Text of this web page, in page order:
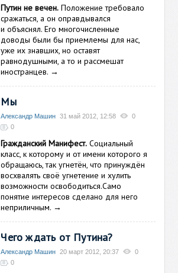
Путин не вечен. Положение требовало
сражаться, а он оправдывался
и объяснял. Его многочисленные
доводы были бы приемлемы для нас,
уже их знавших, но оставят
равнодушными, а то и рассмешат
иностранцев. →
Мы
Александр Машин 31 май 2012, 12:58
0
0
Гражданский Манифест. Социальный
класс, к которому и от имени которого я
обращаюсь, так угнетён, что принуждён
восхвалять своё угнетение и хулить
возможности освободиться.Само
понятие интересов сделано для него
неприличным. →
Чего ждать от Путина?
Александр Машин 20 март 2012, 20:37
0
0